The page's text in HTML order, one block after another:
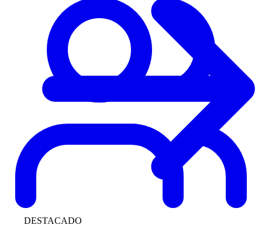
DESTACADO